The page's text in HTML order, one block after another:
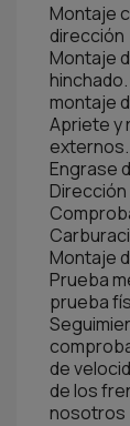
Montaje
dirección
Montaje
hinchado.
montaje
Apriete y
externos.
Engrase
Montaje
Prueba
prueba
de
de los
nosotros